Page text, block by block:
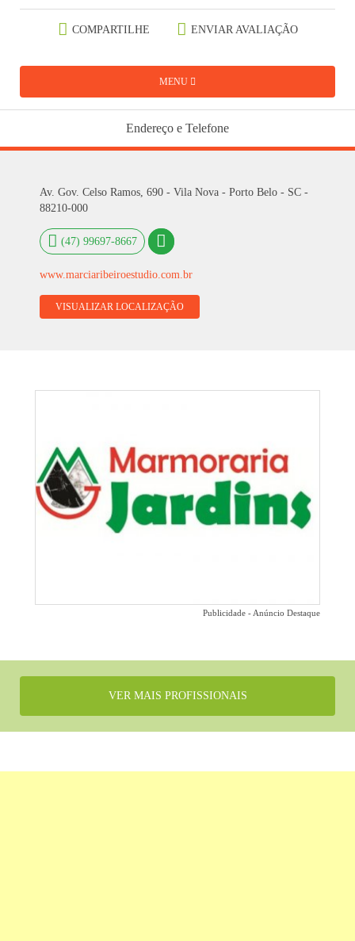
COMPARTILHE ENVIAR AVALIAÇÃO
MENU
Endereço e Telefone
Av. Gov. Celso Ramos, 690 - Vila Nova - Porto Belo - SC -
88210-000
(47) 99697-8667
www.marciaribeiroestudio.com.br
VISUALIZAR LOCALIZAÇÃO
Publicidade - Anúncio Destaque
VER MAIS PROFISSIONAIS